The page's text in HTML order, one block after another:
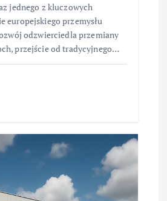
jednego z kluczowych
europejskiego przemysłu
odzwierciedla przemiany
przejście od tradycyjnego…